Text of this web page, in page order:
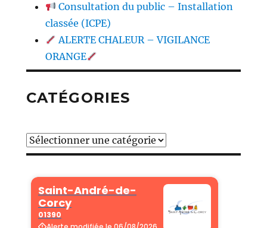
Consultation du public – Installation
classée (ICPE)
ALERTE CHALEUR – VIGILANCE
ORANGE
CATÉGORIES
Catégories